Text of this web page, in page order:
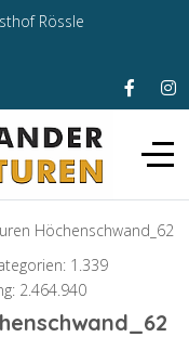
Rössle
Höchenschwand_62
1.339
2.464.940